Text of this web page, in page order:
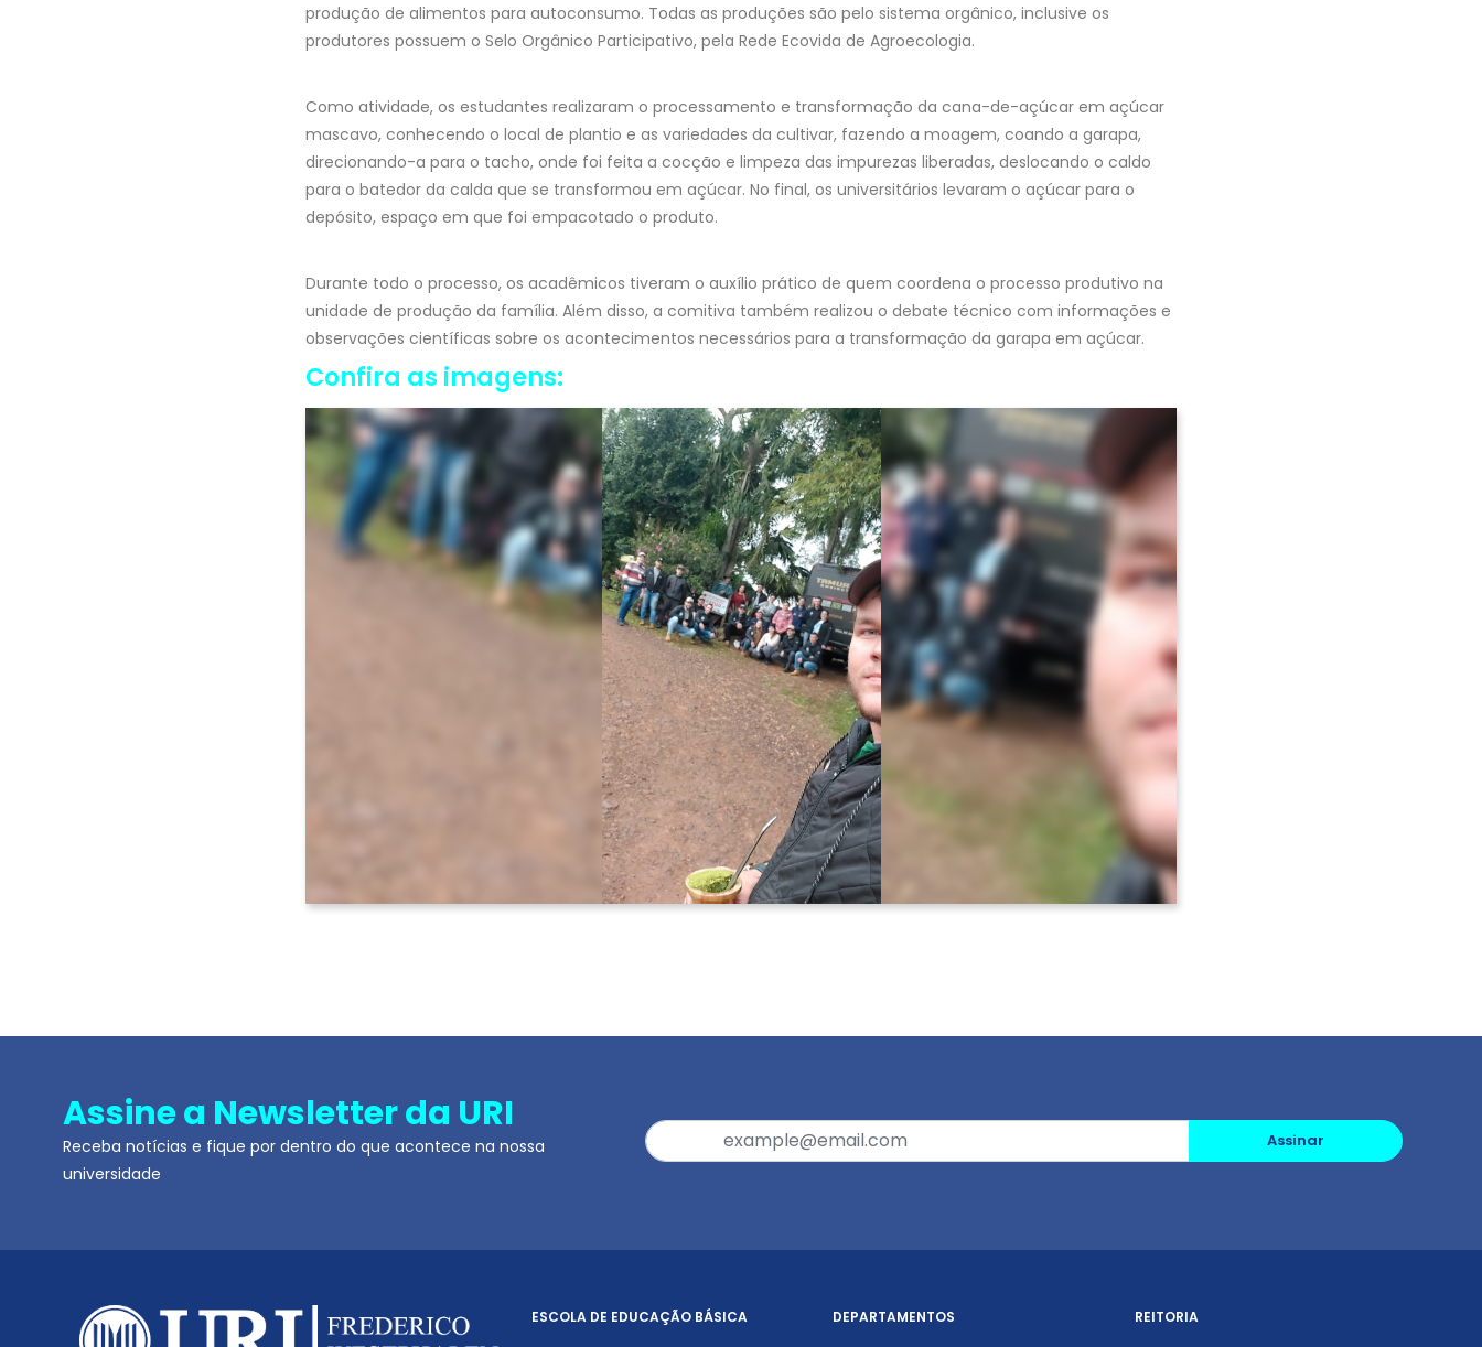
produção de alimentos para autoconsumo. Todas as produções são pelo sistema orgânico, inclusive os
produtores possuem o Selo Orgânico Participativo, pela Rede Ecovida de Agroecologia.
Como atividade, os estudantes realizaram o processamento e transformação da cana-de-açúcar em açúcar
mascavo, conhecendo o local de plantio e as variedades da cultivar, fazendo a moagem, coando a garapa,
direcionando-a para o tacho, onde foi feita a cocção e limpeza das impurezas liberadas, deslocando o caldo
para o batedor da calda que se transformou em açúcar. No final, os universitários levaram o açúcar para o
depósito, espaço em que foi empacotado o produto.
Durante todo o processo, os acadêmicos tiveram o auxílio prático de quem coordena o processo produtivo na
unidade de produção da família. Além disso, a comitiva também realizou o debate técnico com informações e
observações científicas sobre os acontecimentos necessários para a transformação da garapa em açúcar.
Confira as imagens:
Assine a Newsletter da URI
Receba notícias e fique por dentro do que acontece na nossa
universidade
Assinar
ESCOLA DE EDUCAÇÃO BÁSICA DEPARTAMENTOS REITORIA